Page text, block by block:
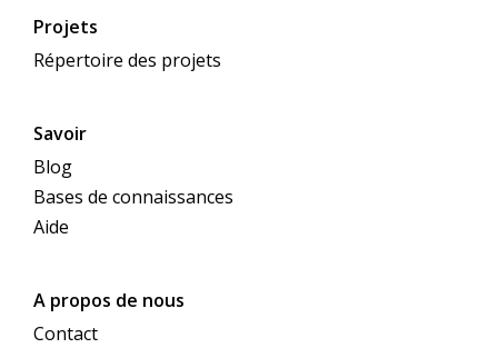
de moins bonnes actions. C'est ainsi que nos
ancêtres expliquent les montagnes escarpées,
les lacs magnifiques, les volcans cracheurs de
fertiles et qui ne sont plus aujourd'hui que des
pierres. Il s'agit toujours, dans les contes, de
préserver le monde comme un lieu où les
hommes peuvent vivre heureux ensemble. Les
des impulsions passionnantes et incitent au
dialogue.
Projets
Répertoire des projets
Savoir
Blog
Bases de connaissances
Aide
A propos de nous
Contact